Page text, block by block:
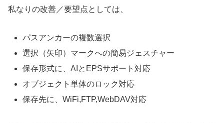
私なりの改善／要望点としては、
パスアンカーの複数選択
選択（矢印）マークへの簡易ジェスチャー
保存形式に、AIとEPSサポート対応
オブジェクト単体のロック対応
保存先に、WiFi,FTP,WebDAV対応